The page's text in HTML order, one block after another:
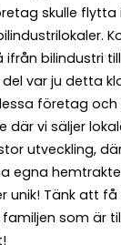
skulle flytta
bilindustri
del var ju detta
företag och
där vi säljer
utveckling,
egna
unik! Tänk att
som är